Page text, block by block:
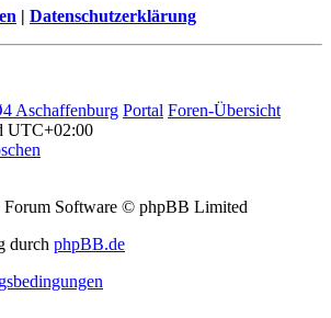
| Datenschutzerklärung
Aschaffenburg Portal Foren-Übersicht
UTC+02:00
Software © phpBB Limited
durch phpBB.de